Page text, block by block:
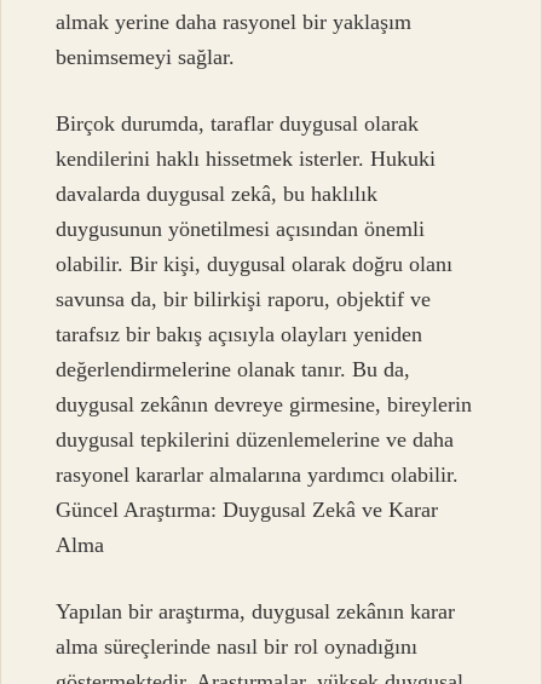
almak yerine daha rasyonel bir yaklaşım
benimsemeyi sağlar.
Birçok durumda, taraflar duygusal olarak
kendilerini haklı hissetmek isterler. Hukuki
davalarda duygusal zekâ, bu haklılık
duygusunun yönetilmesi açısından önemli
olabilir. Bir kişi, duygusal olarak doğru olanı
savunsa da, bir bilirkişi raporu, objektif ve
tarafsız bir bakış açısıyla olayları yeniden
değerlendirmelerine olanak tanır. Bu da,
duygusal zekânın devreye girmesine, bireylerin
duygusal tepkilerini düzenlemelerine ve daha
rasyonel kararlar almalarına yardımcı olabilir.
Güncel Araştırma: Duygusal Zekâ ve Karar
Alma
Yapılan bir araştırma, duygusal zekânın karar
alma süreçlerinde nasıl bir rol oynadığını